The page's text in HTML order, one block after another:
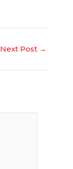
Next Post →